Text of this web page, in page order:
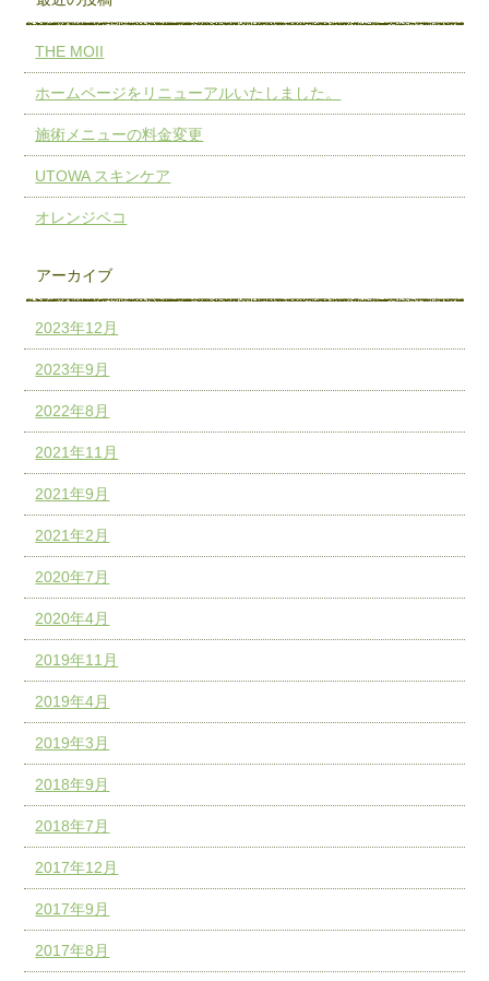
THE MOII
ホームページをリニューアルいたしました。
施術メニューの料金変更
UTOWA スキンケア
オレンジペコ
アーカイブ
2023年12月
2023年9月
2022年8月
2021年11月
2021年9月
2021年2月
2020年7月
2020年4月
2019年11月
2019年4月
2019年3月
2018年9月
2018年7月
2017年12月
2017年9月
2017年8月